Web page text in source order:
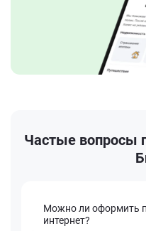
Частые вопросы
Можно ли оформить
интернет?